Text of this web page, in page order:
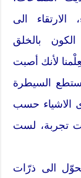
الارتقاء الى
بالخلق
لأنك أصبت
السيطرة
الاشياء حسب
تجربة، لست
الى ذرّات